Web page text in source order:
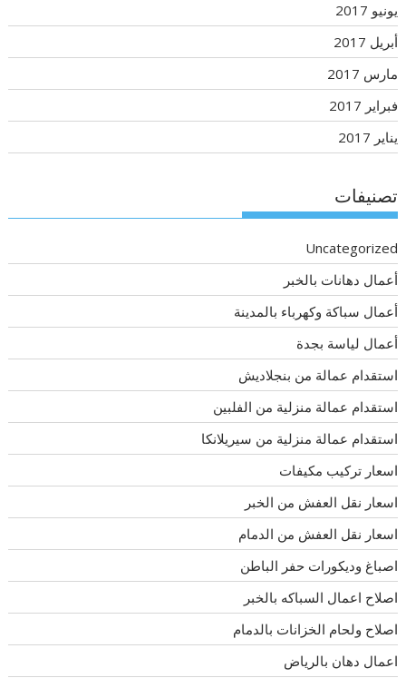
يونيو 2017
أبريل 2017
مارس 2017
فبراير 2017
يناير 2017
تصنيفات
Uncategorized
أعمال دهانات بالخبر
أعمال سباكة وكهرباء بالمدينة
أعمال لياسة بجدة
استقدام عمالة من بنجلاديش
استقدام عمالة منزلية من الفلبين
استقدام عمالة منزلية من سيريلانكا
اسعار تركيب مكيفات
اسعار نقل العفش من الخبر
اسعار نقل العفش من الدمام
اصباغ وديكورات حفر الباطن
اصلاح اعمال السباكه بالخبر
اصلاح ولحام الخزانات بالدمام
اعمال دهان بالرياض